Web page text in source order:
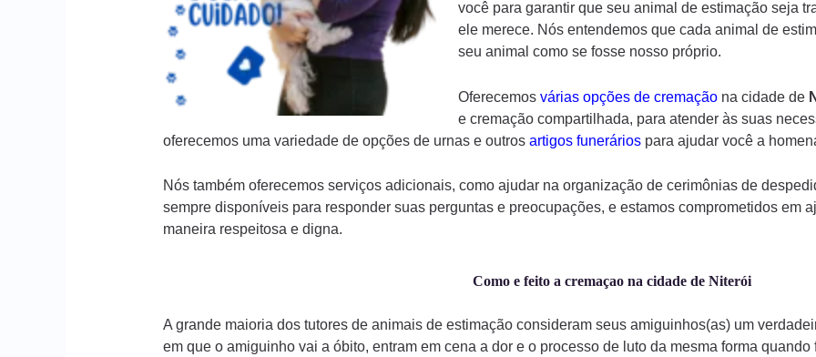
você para garantir que seu animal de estimação seja
ele merece. Nós entendemos que cada animal de
seu animal como se fosse nosso próprio.
Oferecemos várias opções de cremaçãona cidade de
e cremação compartilhada, para atender às suas
oferecemos uma variedade de opções de urnas e outros artigos funeráriospara ajudar você a
Nós também oferecemos serviços adicionais, como ajudar na organização de cerimônias de
sempre disponíveis para responder suas perguntas e preocupações, e estamos comprometidos em
maneira respeitosa e digna.
Como e feito a cremaçao na cidade de Niterói
A grande maioria dos tutores de animais de estimação consideram seus amiguinhos(as) um
em que o amiguinho vai a óbito, entram em cena a dor e o processo de luto da mesma forma